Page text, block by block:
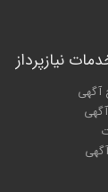
نیازپرداز
آگهی